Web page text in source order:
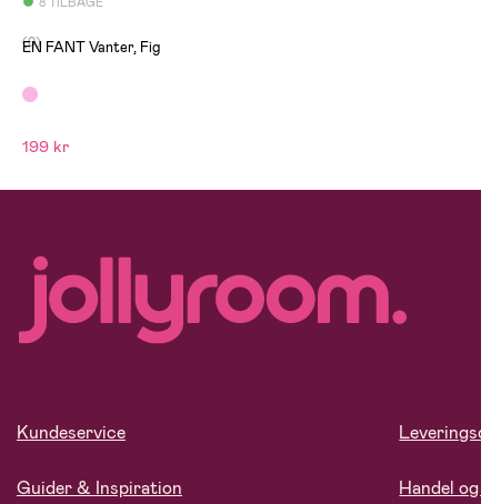
(0)
EN FANT Vanter, Fig
199 kr
Kundeservice
Guider & Inspiration Handel